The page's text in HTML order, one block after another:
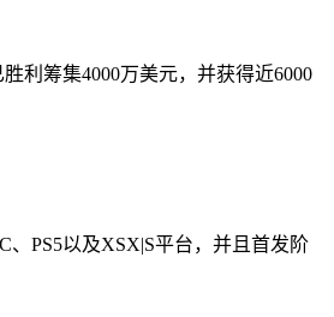
利筹集4000万美元，并获得近6000
PS5以及XSX|S平台，并且首发阶